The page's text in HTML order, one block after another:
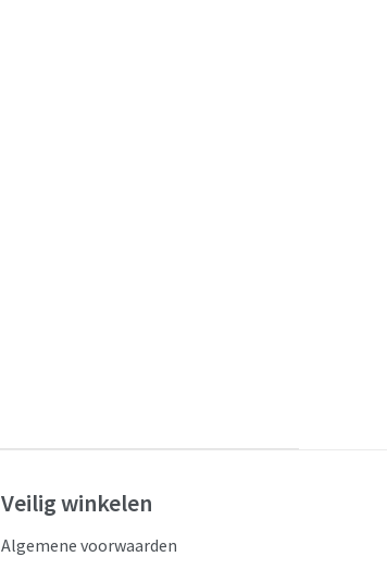
Veilig winkelen
Algemene voorwaarden